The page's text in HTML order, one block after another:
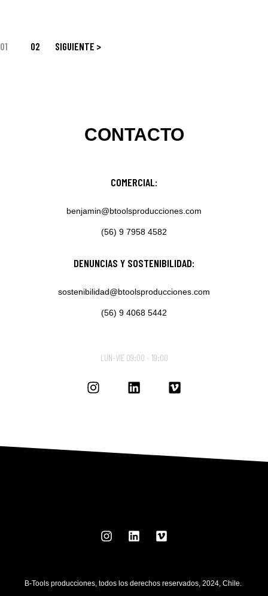
01 02 SIGUIENTE >
CONTACTO
COMERCIAL:
benjamin@btoolsproducciones.com
(56) 9 7958 4582
DENUNCIAS Y SOSTENIBILIDAD:
sostenibilidad@btoolsproducciones.com
(56) 9 4068 5442
LUN-VIE 09:00 - 19:00
B-Tools producciones, todos los derechos reservados, 2024, Chile.